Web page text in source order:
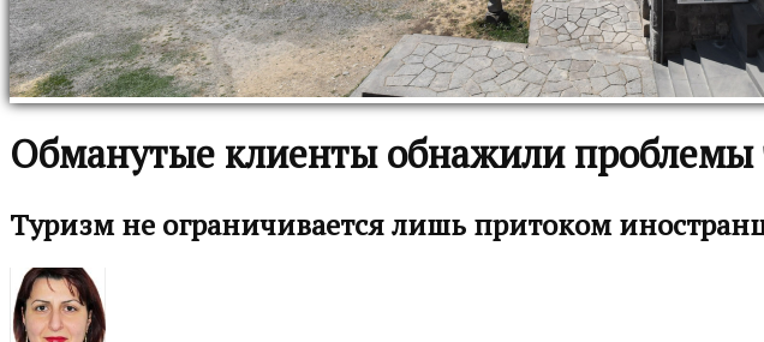
Обманутые клиенты обнажили
Туризм не ограничивается лишь притоком